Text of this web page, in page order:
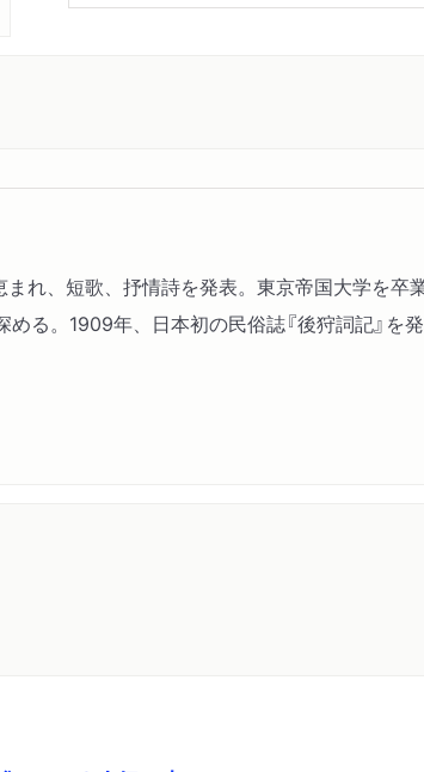
れ、短歌、抒情詩を発表。東京帝国大学を卒
。1909年、日本初の民俗誌『後狩詞記』を